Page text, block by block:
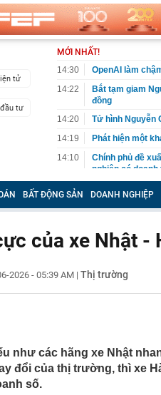
tử
tư
MỚI NHẤT!
14:30
OpenAI làm
14:22
Bắt tạm giam
đồng
14:20
Tử hình Nguyễn
14:19
Phát hiện một
14:10
Chính phủ đề
nghiệp có doanh
14:09
Việt kiều 3 lần
kinh doanh thứ
14:04
TPHCM sửa kế
mình
14:00
Công an có
Trung Quốc
Kinh
13:40
Ra ngân hàng
BẤT ĐỘNG SẢN DOANH NGHIỆP
của xe Nhật -
2026 - 05:39 AM | Thị trường
như các hãng xe Nhật
đổi của thị trường, thì xe
số.